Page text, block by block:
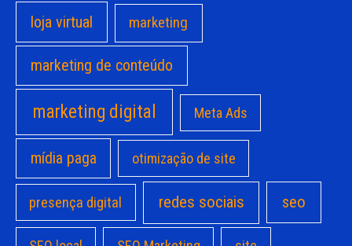
loja virtual marketing
marketing de conteúdo
marketing digital Meta Ads
mídia paga otimização de site
presença digital redes sociais seo